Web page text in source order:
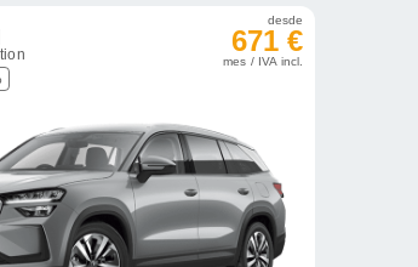
desde
671 €
mes / IVA incl.